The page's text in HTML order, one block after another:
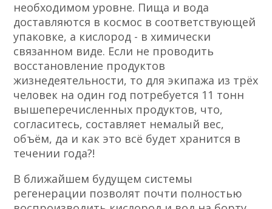
необходимом уровне. Пища и вода
доставляются в космос в соответствующей
упаковке, а кислород - в химически
связанном виде. Если не проводить
восстановление продуктов
жизнедеятельности, то для экипажа из трёх
человек на один год потребуется 11 тонн
вышеперечисленных продуктов, что,
согласитесь, составляет немалый вес,
объём, да и как это всё будет хранится в
течении года?!
В ближайшем будущем системы
регенерации позволят почти полностью